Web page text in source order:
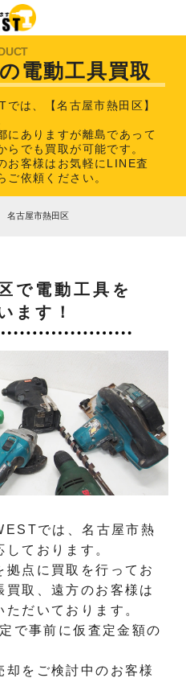
電動工具買取
は、【名古屋市熱田区】
にありますが離島であって
らでも買取が可能です。
お客様はお気軽にLINE査
ご依頼ください。
名古屋市熱田区
で電動工具を
ます！
では、名古屋市熱
ております。
点に買取を行ってお
買取、遠方のお客様は
だいております。
で事前に仮査定金額の
却をご検討中のお客様